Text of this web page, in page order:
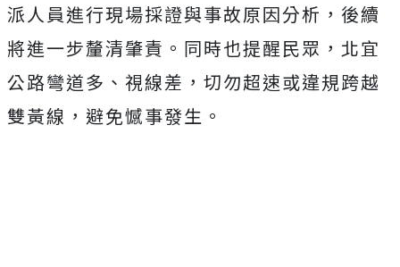
派人員進行現場採證與事故原因分析，後續
將進一步釐清肇責。同時也提醒民眾，北宜
公路彎道多、視線差，切勿超速或違規跨越
雙黃線，避免憾事發生。